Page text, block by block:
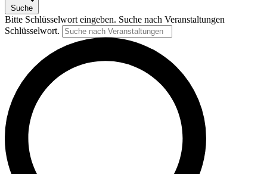
Suche
Bitte Schlüsselwort eingeben. Suche nach Veranstaltungen
Schlüsselwort.